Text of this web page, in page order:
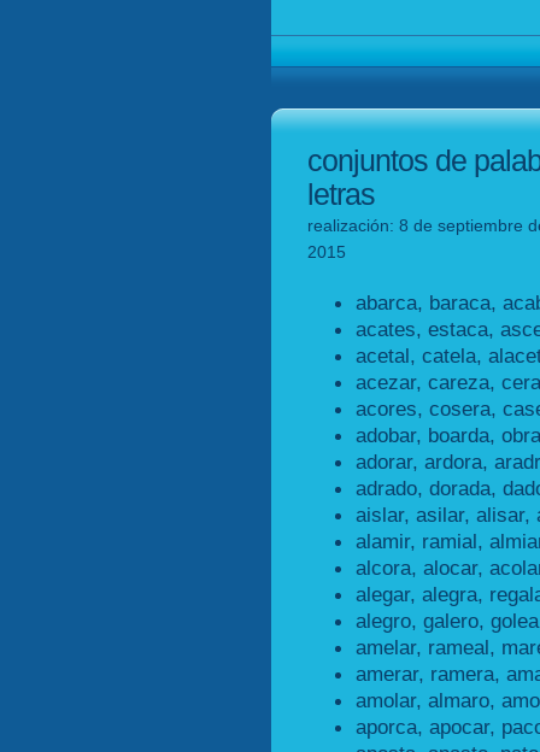
conjuntos de
letras
realización: 8 de septiembre
2015
abarca, baraca,
acates, estaca,
acetal, catela,
acezar, careza,
acores, cosera,
adobar, boarda,
adorar, ardora,
adrado, dorada,
aislar, asilar, alisar,
alamir, ramial,
alcora, alocar,
alegar, alegra,
alegro, galero,
amelar, rameal,
amerar, ramera,
amolar, almaro,
aporca, apocar,